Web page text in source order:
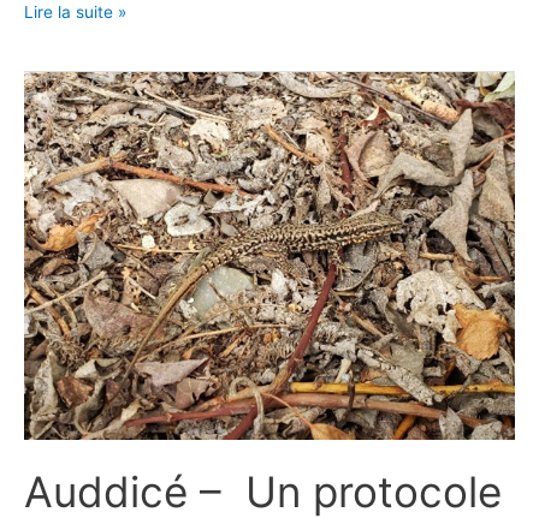
Lire la suite »
Auddicé – Un protocole
Auddicé
–
Un
protocole
expérimental
de
déplacement
d’individus
Lézard
des
murailles